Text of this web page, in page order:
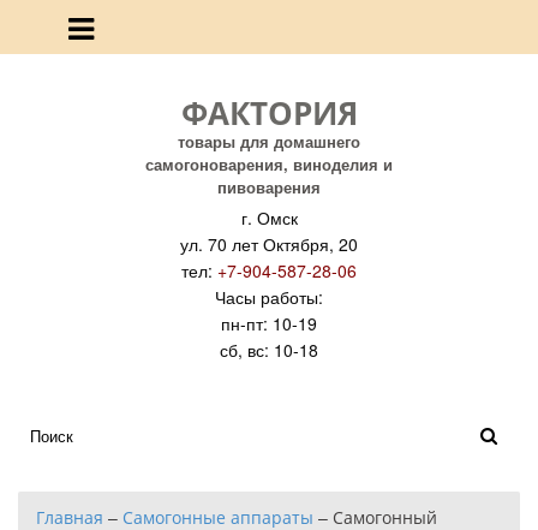
ФАКТОРИЯ
товары для домашнего
самогоноварения, виноделия и
пивоварения
г. Омск
ул. 70 лет Октября, 20
тел: +7-904-587-28-06
Часы работы:
пн-пт: 10-19
сб, вс: 10-18
Главная – Самогонные аппараты – Самогонный